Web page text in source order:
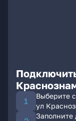
Выберите
ул